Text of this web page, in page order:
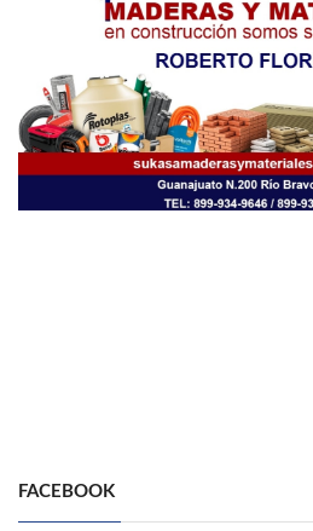
FACEBOOK